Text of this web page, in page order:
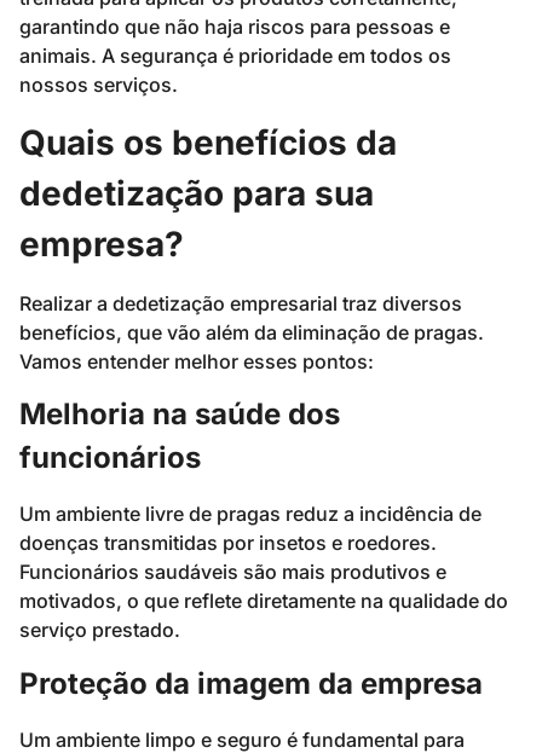
garantindo que não haja riscos para pessoas e
animais. A segurança é prioridade em todos os
nossos serviços.
Quais os benefícios da
dedetização para sua
empresa?
Realizar a dedetização empresarial traz diversos
benefícios, que vão além da eliminação de pragas.
Vamos entender melhor esses pontos:
Melhoria na saúde dos
funcionários
Um ambiente livre de pragas reduz a incidência de
doenças transmitidas por insetos e roedores.
Funcionários saudáveis são mais produtivos e
motivados, o que reflete diretamente na qualidade do
serviço prestado.
Proteção da imagem da empresa
Um ambiente limpo e seguro é fundamental para